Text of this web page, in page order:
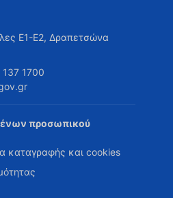
Ε1-Ε2, Δραπετσώνα
1700
προσωπικού
καταγραφής και cookies